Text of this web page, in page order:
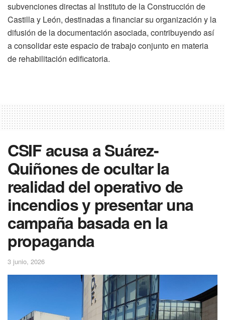
subvenciones directas al Instituto de la Construcción de
Castilla y León, destinadas a financiar su organización y la
difusión de la documentación asociada, contribuyendo así
a consolidar este espacio de trabajo conjunto en materia
de rehabilitación edificatoria.
CSIF acusa a Suárez-
Quiñones de ocultar la
realidad del operativo de
incendios y presentar una
campaña basada en la
propaganda
3 junio, 2026